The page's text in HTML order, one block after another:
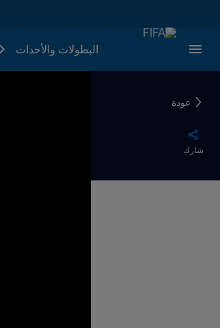
البطولات والأحدات
عودة
شارك